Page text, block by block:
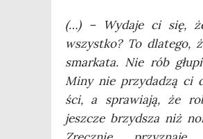
(…) – Wyda­je ci się,
wszyst­ko? To dla­te­go,
smar­ka­ta. Nie rób
Miny nie przy­da­dzą ci
ści, a spra­wia­ją, że
jesz­cze brzyd­sza niż